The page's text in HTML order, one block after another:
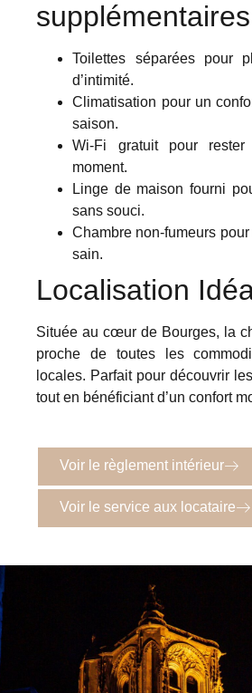
supplémentaires
Toilettes séparées pour
d’intimité.
Climatisation pour un
saison.
Wi-Fi gratuit pour
moment.
Linge de maison fourni
sans souci.
Chambre non-fumeurs
sain.
Localisation
Située au cœur de Bourges, la
proche de toutes les
locales. Parfait pour découvrir
tout en bénéficiant d’un confort
Voir le règlement intérieur
Voir le service aux locataire